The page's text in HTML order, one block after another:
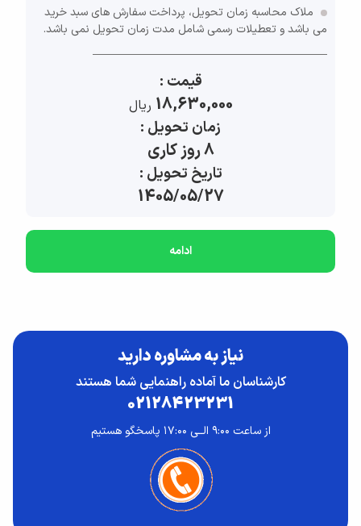
ملاک محاسبه زمان تحویل، پرداخت سفارش های سبد خرید
می باشد و تعطیلات رسمی شامل مدت زمان تحویل نمی باشد.
قیمت :
18,630,000 ريال
زمان تحویل :
8 روز کاری
تاریخ تحویل :
1405/05/27
ادامه
نیاز به مشاوره دارید
کارشناسان ما آماده راهنمایی شما هستند
02128423231
از ساعت ۹:۰۰ الــی ۱۷:۰۰ پاسخگو هستیم